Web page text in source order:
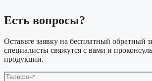
Есть вопросы?
Оставьте заявку на бесплатный
специалисты свяжутся с вами и
продукции.